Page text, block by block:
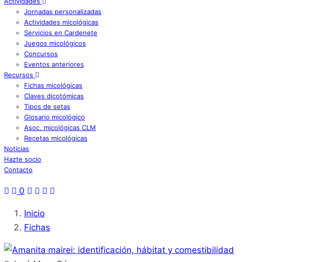
Jornadas personalizadas
Actividades micológicas
Servicios en Cardenete
Juegos micológicos
Concursos
Eventos anteriores
Recursos
Fichas micológicas
Claves dicotómicas
Tipos de setas
Glosario micológico
Asoc. micológicas CLM
Recetas micológicas
Noticias
Hazte socio
Contacto
0
Inicio
Fichas